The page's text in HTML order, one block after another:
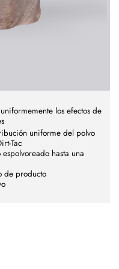
los efectos de
uniforme del polvo
Tac
hasta una
de producto